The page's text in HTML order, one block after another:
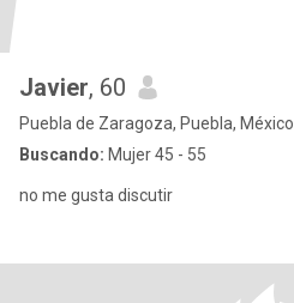
Javier, 60
Puebla de Zaragoza, Puebla, México
Buscando: Mujer 45 - 55
no me gusta discutir